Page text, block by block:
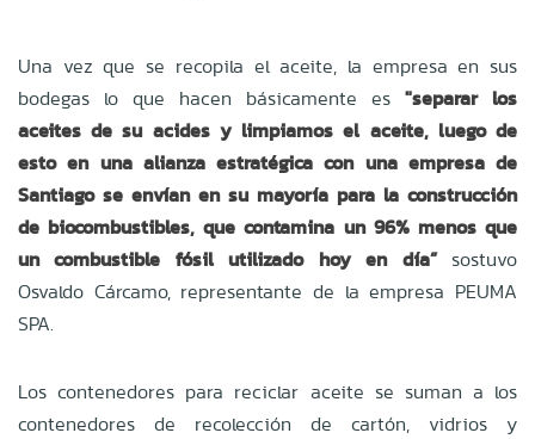
Una vez que se recopila el aceite, la empresa en sus
bodegas lo que hacen básicamente es "separar los
aceites de su acides y limpiamos el aceite, luego de
esto en una alianza estratégica con una empresa de
Santiago se envían en su mayoría para la construcción
de biocombustibles, que contamina un 96% menos que
un combustible fósil utilizado hoy en día”sostuvo
Osvaldo Cárcamo, representante de la empresa PEUMA
SPA.
Los contenedores para reciclar aceite se suman a los
contenedores de recolección de cartón, vidrios y